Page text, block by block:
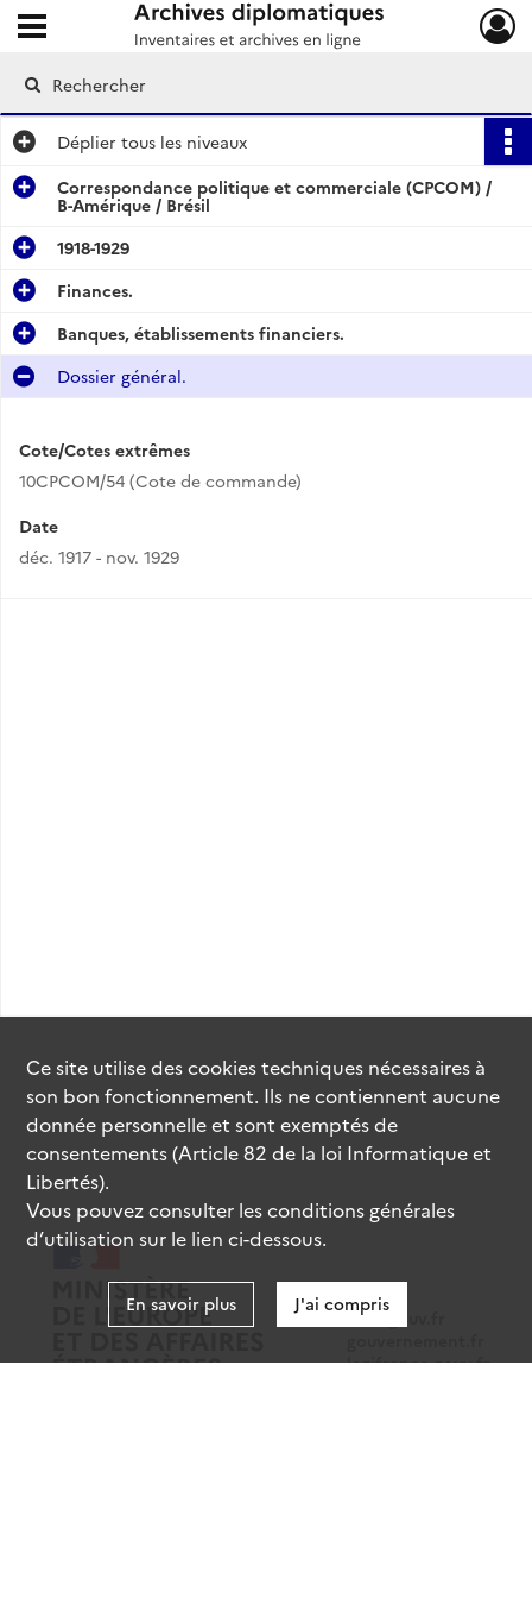
Archives diplomatiques
Ouvrir le menu déroulant
Déplier tous les niveaux
Correspondance politique et commerciale (CPCOM) /
B-Amérique / Brésil
1918-1929
Finances.
Banques, établissements financiers.
Dossier général.
Cote/Cotes extrêmes
10CPCOM/54 (Cote de commande)
Date
déc. 1917 - nov. 1929
data.gouv.fr
legifrance.gouv.fr
Ce site utilise descookiestechniques nécessaires à
son bon fonctionnement. Ils ne contiennent aucune
donnée personnelle et sont exemptés de
consentements (Article 82 de la loi Informatique et
Libertés).
Vous pouvez consulter les conditions générales
d’utilisation sur le lien ci-dessous.
En savoir plus J'ai compris